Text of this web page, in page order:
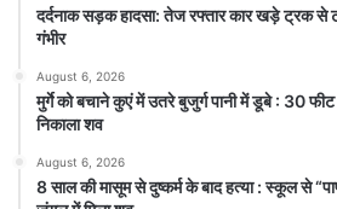
दर्दनाक सड़क हादसा: तेज रफ्तार कार खड़े ट्रक से
गंभीर
August 6, 2026
मुर्गे को बचाने कुएं में उतरे बुजुर्ग पानी में डूबे : 30
निकाला शव
August 6, 2026
8 साल की मासूम से दुष्कर्म के बाद हत्या : स्कूल से